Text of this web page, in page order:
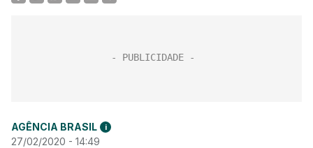
AGÊNCIA BRASIL i
27/02/2020 - 14:49